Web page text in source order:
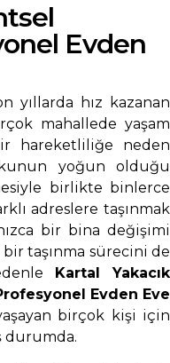
Evden
yıllarda hız kazanan
mahallede yaşam
hareketliliğe neden
yoğun olduğu
birlikte binlerce
adreslere taşınmak
bir bina değişimi
bir taşınma sürecini de
Kartal Yakacık
Evden Eve
birçok kişi için
durumda.